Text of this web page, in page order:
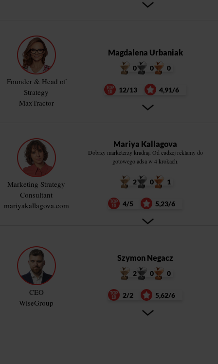
Founder & Head of
Strategy
MaxTractor
Magdalena Urbaniak
0 0 0
12/13 4,91/6
Marketing Strategy
Consultant
mariyakallagova.com
Mariya Kallagova
Dobrzy marketerzy kradną. Od cudzej reklamy do
gotowego adsa w 4 krokach.
2 0 1
4/5 5,23/6
CEO
WiseGroup
Szymon Negacz
2 0 0
2/2 5,62/6